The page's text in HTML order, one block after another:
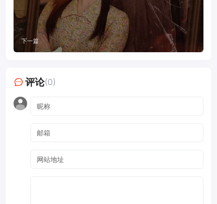
下一篇
评论(0)